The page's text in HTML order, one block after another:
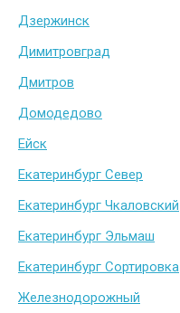
Дзержинск
Димитровград
Дмитров
Домодедово
Ейск
Екатеринбург Север
Екатеринбург Чкаловский
Екатеринбург Эльмаш
Екатеринбург Сортировка
Железнодорожный